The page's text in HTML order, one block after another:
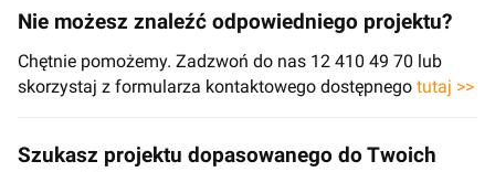
Nie możesz znaleźć odpowiedniego projektu?
Chętnie pomożemy. Zadzwoń do nas 12 410 49 70 lub
skorzystaj z formularza kontaktowego dostępnego tutaj >>
Szukasz projektu dopasowanego do Twoich